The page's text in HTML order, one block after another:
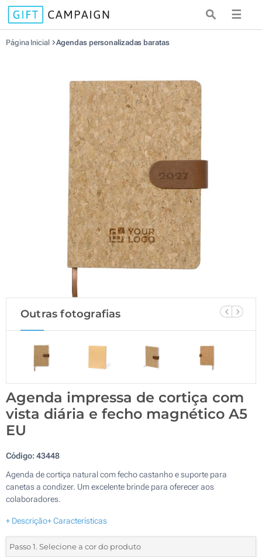
☰
Página Inicial Agendas personalizadas baratas
Outras fotografias
Agenda impressa de cortiça com
vista diária e fecho magnético A5
EU
Código:43448
Agenda de cortiça natural com fecho castanho e suporte para
canetas a condizer. Um excelente brinde para oferecer aos
colaboradores.
+ Descrição+ Características
Passo 1. Selecione a cor do produto